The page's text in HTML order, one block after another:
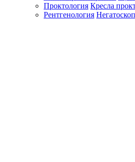
Проктология Кресла
Рентгенология